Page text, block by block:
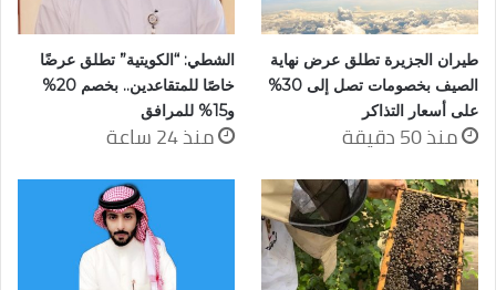
طيران الجزيرة تطلق عرض نهاية
الصيف بخصومات تصل إلى 30%
على أسعار التذاكر
منذ 50 دقيقة
الشطي: “الكويتية” تطلق عرضًا
خاصًا للمتقاعدين.. بخصم 20%
و15% للمرافق
منذ 24 ساعة